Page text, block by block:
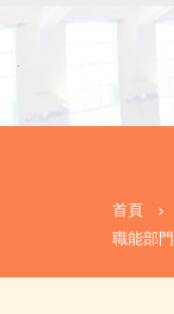
首頁
職能部門